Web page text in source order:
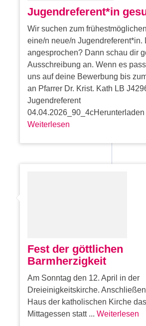
Jugendreferent*in
Wir suchen zum
eine/n neue/n Jugendreferent*in.
angesprochen? Dann schau dir
Ausschreibung an. Wenn es
uns auf deine Bewerbung bis
an Pfarrer Dr. Krist. Kath LB
Jugendreferent
04.04.2026_90_4cHerunterladen
Weiterlesen
Fest der göttlichen
Barmherzigkeit
Am Sonntag den 12. April in der
Dreieinigkeitskirche.
Haus der katholischen Kirche
Mittagessen statt ...Weiterlesen